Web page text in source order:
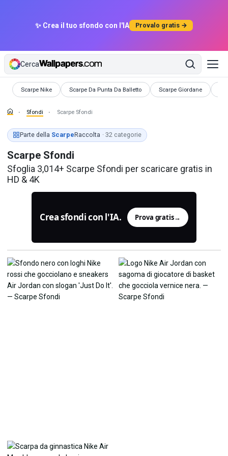
✨ Crea il tuo sfondo con l'IA Provalo gratis →
Cerca
Scarpe Nike
Sfondi Scarpe Da Punta Da Balletto
Sfondi Scarpe Giordane
Sfondi
Sfondi Scarpe Sfondi
Parte della ScarpeRaccolta · 32 categorie
Scarpe Sfondi
Sfoglia 3,014+ Scarpe Sfondi per scaricare gratis in
HD & 4K
Crea sfondi con l'IA. Prova gratis→